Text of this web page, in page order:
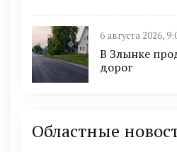
6 августа 2026,
В Злынке
дорог
Областные